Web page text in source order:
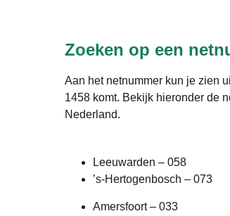
Zoeken op een
Aan het netnummer kun je zien
1458 komt. Bekijk hieronder de
Nederland.
Leeuwarden – 058
’s-Hertogenbosch – 073
Amersfoort – 033